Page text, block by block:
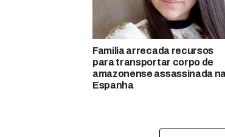
Família arrecada recursos
para transportar corpo de
amazonense assassinada
Espanha